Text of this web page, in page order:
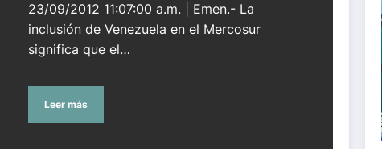
23/09/2012 11:07:00 a.m. | Emen.- La
inclusión de Venezuela en el Mercosur
significa que el…
Leer más